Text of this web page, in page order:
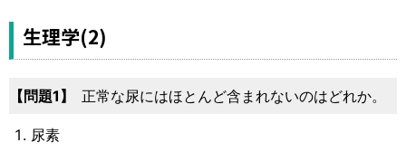
運営元
生理学(2)
1 正常な尿にはほとんど含まれないのはどれか。
尿素